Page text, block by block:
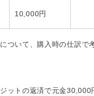
10,000円
ついて、購入時の仕訳で
ットの返済で元金